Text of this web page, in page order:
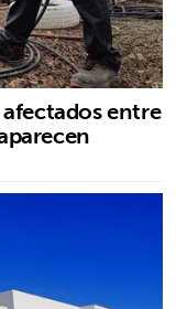
entre